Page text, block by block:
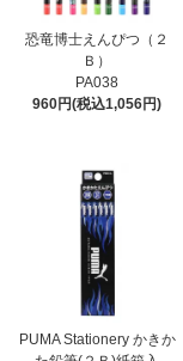
恐竜博士えんぴつ（２
Ｂ）
PA038
960円(税込1,056円)
PUMA Stationery かきか